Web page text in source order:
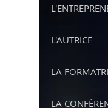
L'AUTRICE
LA
LA